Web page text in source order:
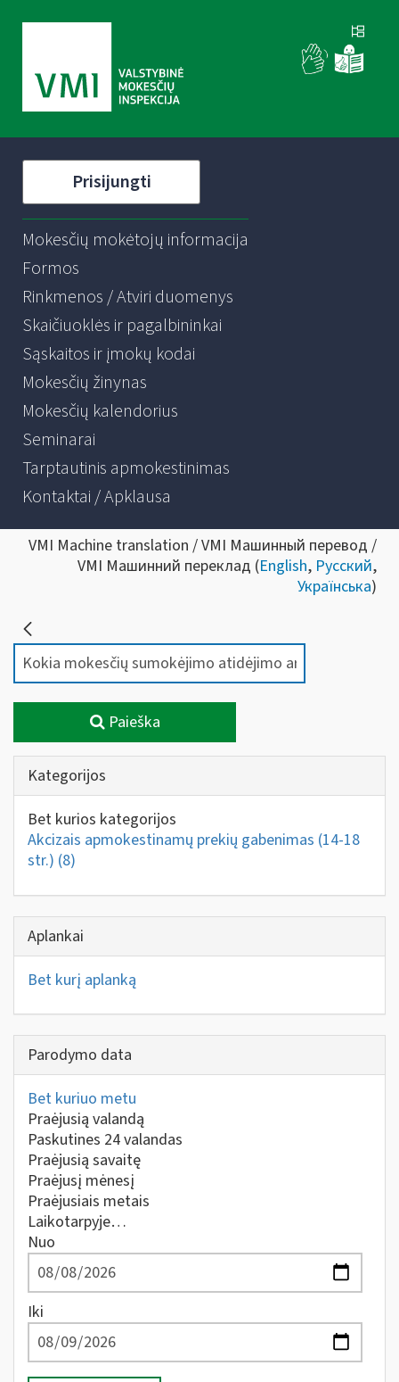
Prisijungti
Mokesčių mokėtojų informacija
Formos
Rinkmenos / Atviri duomenys
Skaičiuoklės ir pagalbininkai
Sąskaitos ir įmokų kodai
Mokesčių žinynas
Mokesčių kalendorius
Seminarai
Tarptautinis apmokestinimas
Kontaktai / Apklausa
VMI Machine translation / VMI Машинный перевод /
VMI Машинний переклад (English, Русский,
Українська)
Paieška
Kategorijos
Bet kurios kategorijos
Akcizais apmokestinamų prekių gabenimas (14-18
str.) (8)
Aplankai
Bet kurį aplanką
Parodymo data
Bet kuriuo metu
Praėjusią valandą
Paskutines 24 valandas
Praėjusią savaitę
Praėjusį mėnesį
Praėjusiais metais
Laikotarpyje…
Nuo
Iki